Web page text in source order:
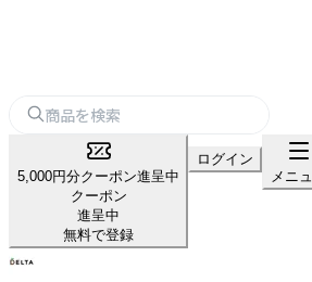
5,000円分クーポン進呈中
クーポン
進呈中
無料で登録
ログイン
メニ